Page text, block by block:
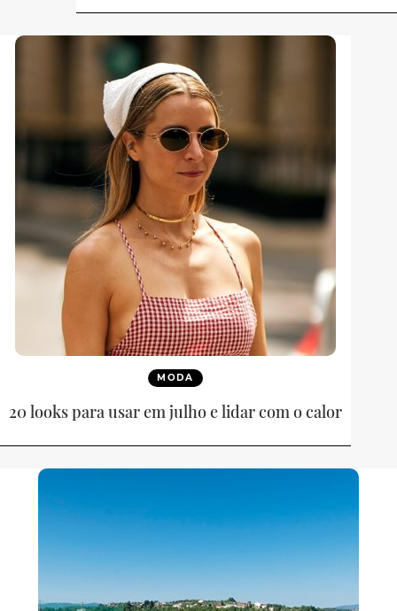
MODA
20 looks para usar em julho e lidar com o calor